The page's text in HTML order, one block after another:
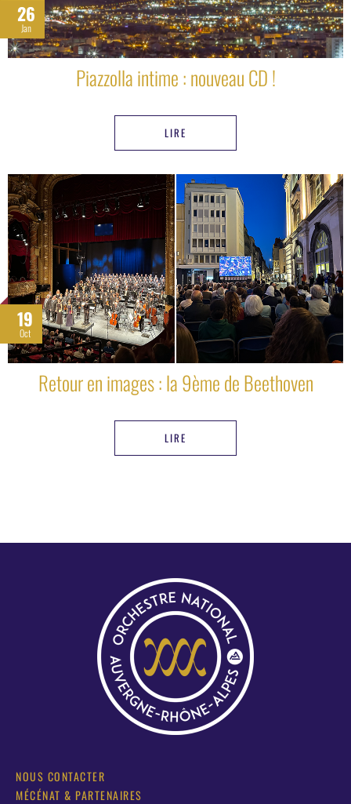
26
Jan
Piazzolla intime : nouveau CD !
LIRE
19
Oct
Retour en images : la 9ème de Beethoven
LIRE
NOUS CONTACTER
MÉCÉNAT & PARTENAIRES